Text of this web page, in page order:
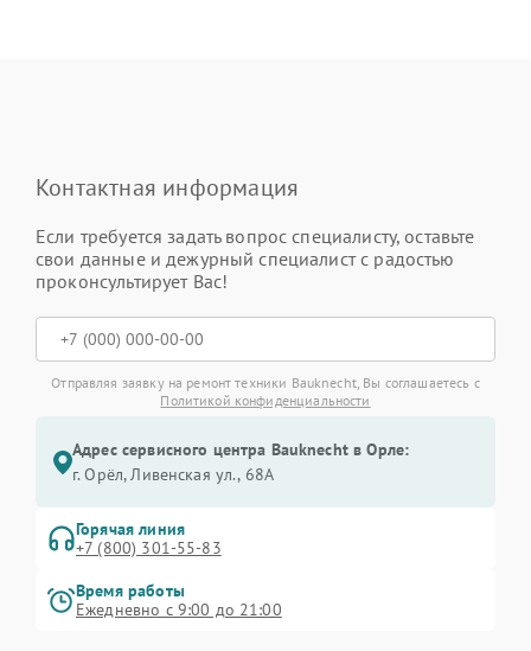
Контактная информация
Если требуется задать вопрос специалисту, оставьте
свои данные и дежурный специалист с радостью
проконсультирует Вас!
Отправляя заявку на ремонт техники Bauknecht, Вы соглашаетесь с
Политикой конфиденциальности
Адрес сервисного центра Bauknecht в Орле:
г. Орёл, Ливенская ул., 68А
Горячая линия
+7 (800) 301-55-83
Время работы
Ежедневно с 9:00 до 21:00